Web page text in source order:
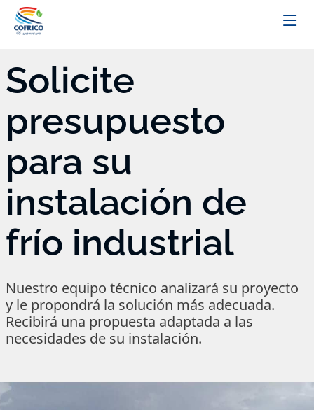
Solicite
presupuesto
para su
instalación de
frío industrial
Nuestro equipo técnico analizará su proyecto
y le propondrá la solución más adecuada.
Recibirá una propuesta adaptada a las
necesidades de su instalación.